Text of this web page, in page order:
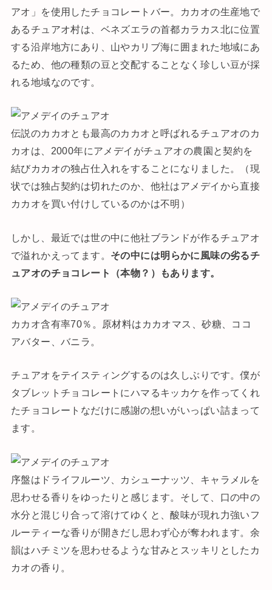
アオ」を使用したチョコレートバー。カカオの生産地で
あるチュアオ村は、ベネズエラの首都カラカス北に位置
する沿岸地方にあり、山やカリブ海に囲まれた地域にあ
るため、他の種類の豆と交配することなく珍しい豆が採
れる地域なのです。
伝説のカカオとも最高のカカオと呼ばれるチュアオのカ
カオは、2000年にアメデイがチュアオの農園と契約を
結びカカオの独占仕入れをすることになりました。（現
状では独占契約は切れたのか、他社はアメデイから直接
カカオを買い付けしているのかは不明）
しかし、最近では世の中に他社ブランドが作るチュアオ
で溢れかえってます。 その中には明らかに風味の劣るチ
ュアオのチョコレート（本物？）もあります。
カカオ含有率70％。原材料はカカオマス、砂糖、ココ
アバター、バニラ。
チュアオをテイスティングするのは久しぶりです。僕が
タブレットチョコレートにハマるキッカケを作ってくれ
たチョコレートなだけに感謝の想いがいっぱい詰まって
ます。
序盤はドライフルーツ、カシューナッツ、キャラメルを
思わせる香りをゆったりと感じます。そして、口の中の
水分と混じり合って溶けてゆくと、酸味が現れ力強いフ
ルーティーな香りが開きだし思わず心が奪われます。余
韻はハチミツを思わせるような甘みとスッキリとしたカ
カオの香り。